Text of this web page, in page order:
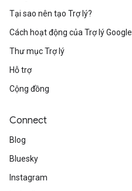
Tại sao nên tạo Trợ lý?
Cách hoạt động của Trợ lý Google
Thư mục Trợ lý
Hỗ trợ
Cộng đồng
Connect
Blog
Bluesky
Instagram